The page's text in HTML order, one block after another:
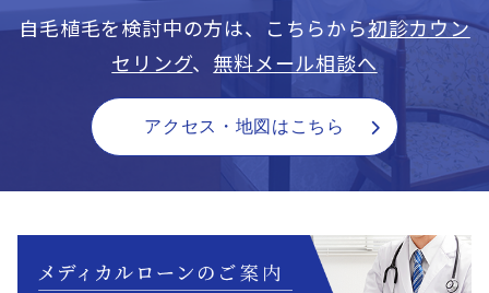
自毛植毛を検討中の方は、こちらから初診カウン
セリング、 無料メール相談へ
アクセス・地図はこちら